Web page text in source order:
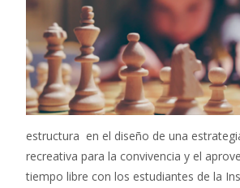
estructura en el diseño de una
recreativa para la convivencia y el
tiempo libre con los estudiantes de la